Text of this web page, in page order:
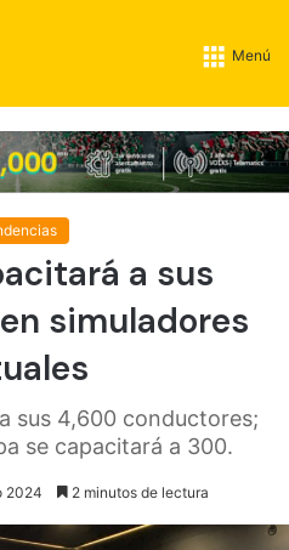
Menú
a sus
simuladores
sus 4,600 conductores;
se capacitará a 300.
2024 2 minutos de lectura